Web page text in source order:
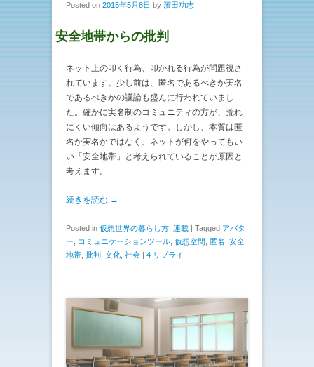
Posted on 2015年5月8日 by 濱田功志
安全地帯からの批判
ネット上の叩く行為、叩かれる行為が問題視さ
れています。少し前は、匿名であるべきか実名
であるべきかの議論も盛んに行われていまし
た。確かに実名制のコミュニティの方が、荒れ
にくい傾向はあるようです。しかし、本質は匿
名か実名かではなく、ネットが何をやってもい
い「安全地帯」と考えられていることが原因と
考えます。
続きを読む →
Posted in 仮想世界の暮らし方 連載 | Tagged アバタ
ー
コミュニケーションツール 仮想空間 匿名 安全
地帯 批判 文化 社会 | 4 リプライ